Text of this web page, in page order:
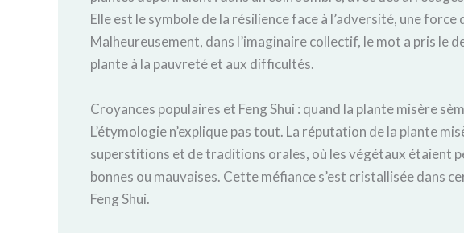
Elle est le symbole de la résilience face à l’adversité, une force
Malheureusement, dans l’imaginaire collectif, le mot a pris le
plante à la pauvreté et aux difficultés.
Croyances populaires et Feng Shui : quand la plante misère
L’étymologie n’explique pas tout. La réputation de la plante
superstitions et de traditions orales, où les végétaux étaient
bonnes ou mauvaises. Cette méfiance s’est cristallisée dans
Feng Shui.